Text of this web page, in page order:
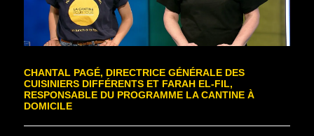
CHANTAL PAGÉ, DIRECTRICE GÉNÉRALE DES
CUISINIERS DIFFÉRENTS ET FARAH EL-FIL,
RESPONSABLE DU PROGRAMME LA CANTINE À
DOMICILE